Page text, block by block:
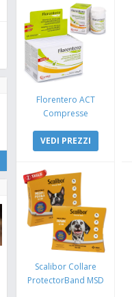
Florentero ACT
Compresse
VEDI PREZZI
Scalibor Collare
ProtectorBand MSD